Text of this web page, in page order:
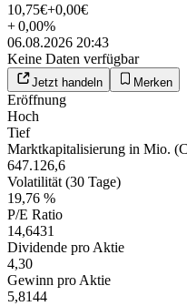
10,75€+0,00€
+0,00%
06.08.2026 20:43
Keine Daten verfügbar
Jetzt handeln Merken
Eröffnung
Hoch
Tief
Marktkapitalisierung in Mio.
647.126,6
Volatilität (30 Tage)
19,76 %
P/E Ratio
14,6431
Dividende pro Aktie
4,30
Gewinn pro Aktie
5,8144